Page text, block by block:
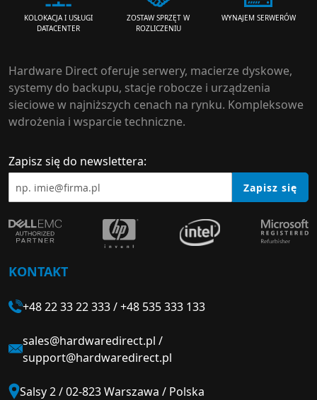
KOLOKACJA I USŁUGI
DATACENTER
ZOSTAW SPRZĘT W
ROZLICZENIU
WYNAJEM SERWERÓW
Hardware Direct oferuje serwery, macierze dyskowe,
systemy do backupu, stacje robocze i urządzenia
sieciowe w najniższych cenach na rynku. Kompleksowe
wdrożenia i wsparcie techniczne.
Zapisz się do newslettera:
Zapisz się
KONTAKT
+48 22 33 22 333/+48 535 333 133
sales@hardwaredirect.pl /
support@hardwaredirect.pl
Salsy 2 / 02-823 Warszawa / Polska